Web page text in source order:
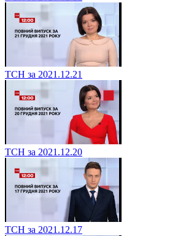
ТСН за 2021.12.21
ТСН за 2021.12.20
ТСН за 2021.12.17